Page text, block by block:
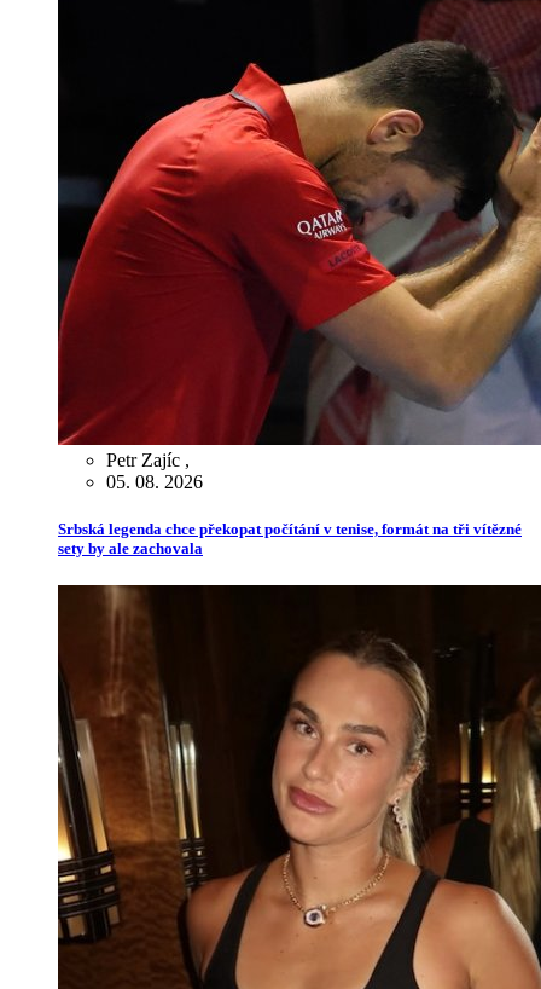
Petr Zajíc ,
05. 08. 2026
Srbská legenda chce překopat počítání v tenise, formát na tři vítězné
sety by ale zachovala